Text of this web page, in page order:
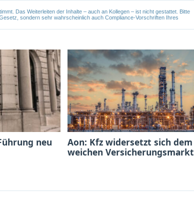
Das Weiterleiten der Inhalte – auch an Kollegen – ist nicht gestattet. Bitte
sondern sehr wahrscheinlich auch Compliance-Vorschriften Ihres
neu
Aon: Kfz widersetzt sich dem
weichen Versicherungsmarkt